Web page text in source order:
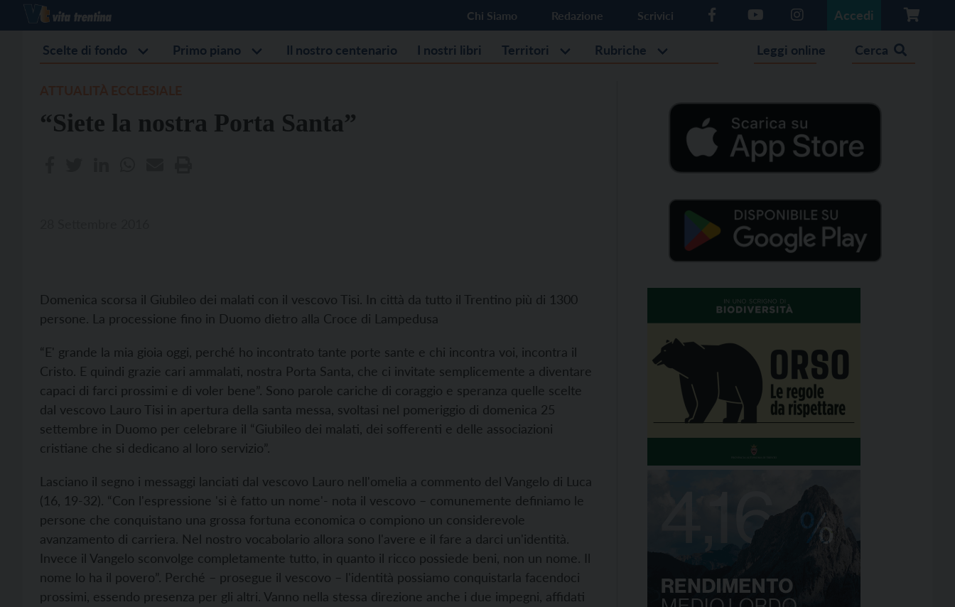
Chi Siamo Redazione Scrivici Accedi
Scelte di fondo Primo piano Il nostro centenario I nostri libri Territori Rubriche Leggi online Cerca
“Siete la nostra Porta Santa”
Domenica scorsa il Giubileo dei malati con il vescovo Tisi. In città da tutto il Trentino più di 1300
persone. La processione fino in Duomo dietro alla Croce di Lampedusa
“E' grande la mia gioia oggi, perché ho incontrato tante porte sante e chi incontra voi, incontra il
Cristo. E quindi grazie cari ammalati, nostra Porta Santa, che ci invitate semplicemente a diventare
capaci di farci prossimi e di voler bene”. Sono parole cariche di coraggio e speranza quelle scelte
dal vescovo Lauro Tisi in apertura della santa messa, svoltasi nel pomeriggio di domenica 25
settembre in Duomo per celebrare il “Giubileo dei malati, dei sofferenti e delle associazioni
cristiane che si dedicano al loro servizio”.
Lasciano il segno i messaggi lanciati dal vescovo Lauro nell'omelia a commento del Vangelo di Luca
(16, 19-32). “Con l'espressione 'si è fatto un nome'- nota il vescovo – comunemente definiamo le
persone che conquistano una grossa fortuna economica o compiono un considerevole
avanzamento di carriera. Nel nostro vocabolario allora sono l'avere e il fare a darci un'identità.
Invece il Vangelo sconvolge completamente tutto, in quanto il ricco possiede beni, non un nome. Il
nome lo ha il povero”. Perché – prosegue il vescovo – l'identità possiamo conquistarla facendoci
prossimi, essendo presenza per gli altri. Vanno nella stessa direzione anche i due impegni, affidati